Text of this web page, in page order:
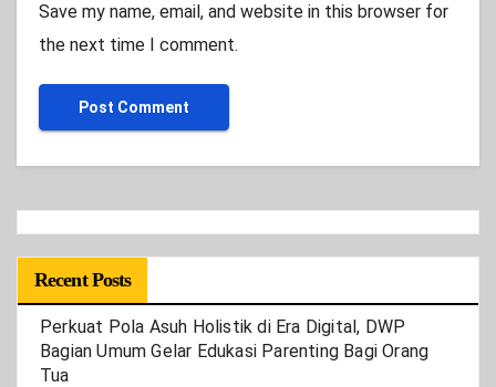
Save my name, email, and website in this browser for
the next time I comment.
Recent Posts
Perkuat Pola Asuh Holistik di Era Digital, DWP
Bagian Umum Gelar Edukasi Parenting Bagi Orang
Tua